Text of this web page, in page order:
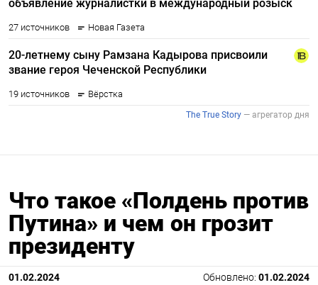
Что такое «Полдень против
Путина» и чем он грозит
президенту
01.02.2024 Обновлено: 01.02.2024